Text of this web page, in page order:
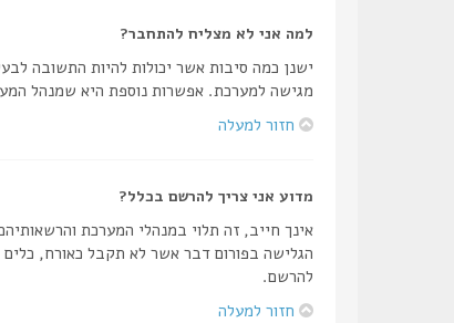
למה אני לא מצליח להתחבר?
ישנן כמה סיבות אשר יכולות להיות התשובה
מגישה למערכת. אפשרות נוספת היא שמנהל
חזור למעלה
מדוע אני צריך להרשם בכלל?
אינך חייב, זה תלוי במנהלי המערכת
הגלישה בפורום דבר אשר לא תקבל כאורח,
להרשם.
חזור למעלה